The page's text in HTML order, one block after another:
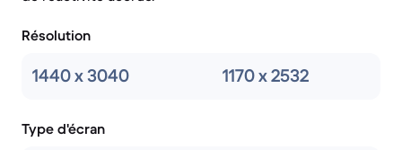
Résolution
1440 x 3040 1170 x 2532
Type d'écran